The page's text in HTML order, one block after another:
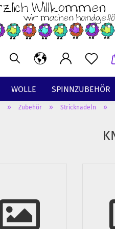
WOLLE SPINNZUBEHÖR
» Zubehör » Stricknadeln »